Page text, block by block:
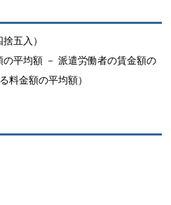
五入）
の平均額 － 派遣労働者の賃金額の
金額の平均額）